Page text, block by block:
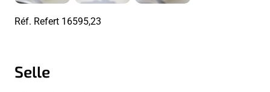
Réf. Refert 16595,23
Selle